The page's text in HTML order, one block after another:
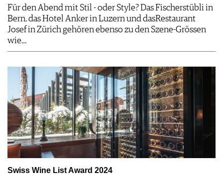
Für den Abend mit Stil - oder Style? Das Fischerstübli in
Bern, das Hotel Anker in Luzern und dasRestaurant
Josef in Zürich gehören ebenso zu den Szene-Grössen
wie…
Swiss Wine List Award 2024